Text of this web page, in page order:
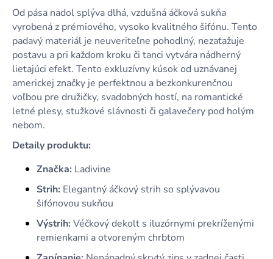
Od pása nadol splýva dlhá, vzdušná áčková sukňa
vyrobená z prémiového, vysoko kvalitného šifónu. Tento
padavý materiál je neuveriteľne pohodlný, nezaťažuje
postavu a pri každom kroku či tanci vytvára nádherný
lietajúci efekt. Tento exkluzívny kúsok od uznávanej
americkej značky je perfektnou a bezkonkurenčnou
voľbou pre družičky, svadobných hostí, na romantické
letné plesy, stužkové slávnosti či galavečery pod holým
nebom.
Detaily produktu:
Značka: Ladivine
Strih: Elegantný áčkový strih so splývavou
šifónovou sukňou
Výstrih: Véčkový dekolt s iluzórnymi prekríženými
remienkami a otvoreným chrbtom